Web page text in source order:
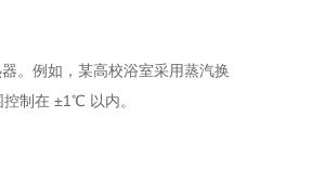
。例如，某高校浴室采用蒸汽换
制在 ±1℃ 以内。